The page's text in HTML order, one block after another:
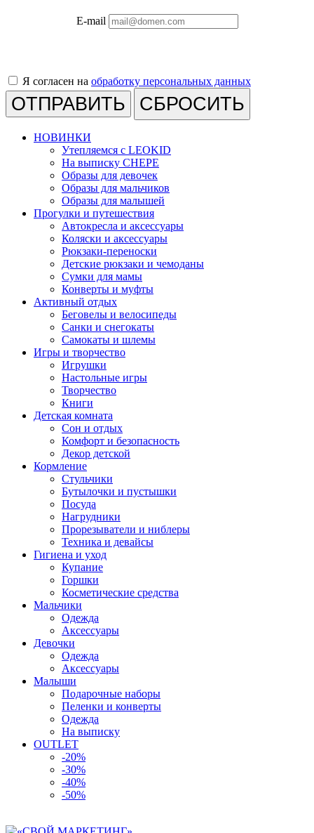
E-mail
Я согласен на обработку персональных данных
СБРОСИТЬ
НОВИНКИ
Утепляемся с LEOKID
На выписку CHEPE
Образы для девочек
Образы для мальчиков
Образы для малышей
Прогулки и путешествия
Автокресла и аксессуары
Коляски и аксессуары
Рюкзаки-переноски
Детские рюкзаки и чемоданы
Сумки для мамы
Конверты и муфты
Активный отдых
Беговелы и велосипеды
Санки и снегокаты
Самокаты и шлемы
Игры и творчество
Игрушки
Настольные игры
Творчество
Книги
Детская комната
Сон и отдых
Комфорт и безопасность
Декор детской
Кормление
Стульчики
Бутылочки и пустышки
Посуда
Нагрудники
Прорезыватели и ниблеры
Техника и девайсы
Гигиена и уход
Купание
Горшки
Косметические средства
Мальчики
Одежда
Аксессуары
Девочки
Одежда
Аксессуары
Малыши
Подарочные наборы
Пеленки и конверты
Одежда
На выписку
OUTLET
-20%
-30%
-40%
-50%